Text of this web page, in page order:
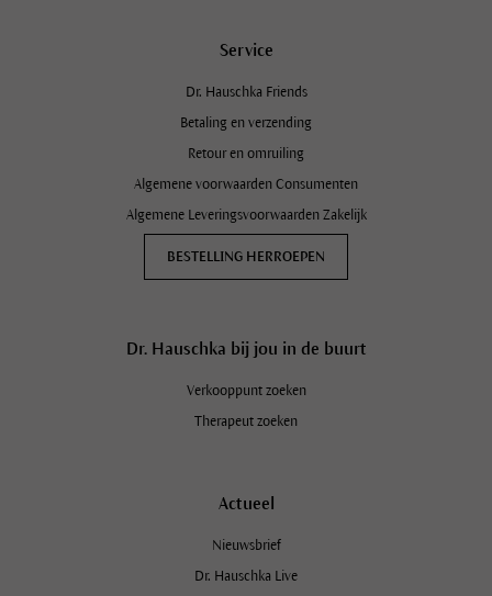
Service
Dr. Hauschka Friends
Betaling en verzending
Retour en omruiling
Algemene voorwaarden Consumenten
Algemene Leveringsvoorwaarden Zakelijk
BESTELLING HERROEPEN
Dr. Hauschka bij jou in de buurt
Verkooppunt zoeken
Therapeut zoeken
Actueel
Nieuwsbrief
Dr. Hauschka Live
Schrijf je in op de Dr. Hauschka